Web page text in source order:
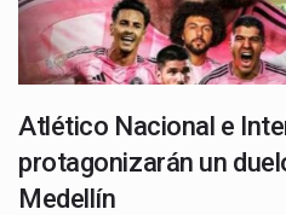
Atlético Nacional e
protagonizarán un
Medellín